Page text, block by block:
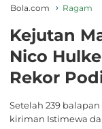
Bola.com Ragam
Kejutan
Nico
Rekor
Setelah 239
kiriman Istimewa